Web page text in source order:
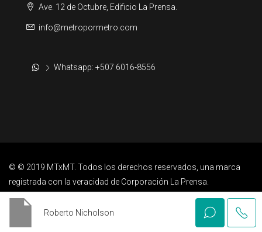
Ave. 12 de Octubre, Edificio La Prensa.
info@metropormetro.com
Whatsapp: +507 6016-8556
© © 2019 MTxMT. Todos los derechos reservados, una marca
registrada con la veracidad de Corporación La Prensa.
Roberto Nicholson